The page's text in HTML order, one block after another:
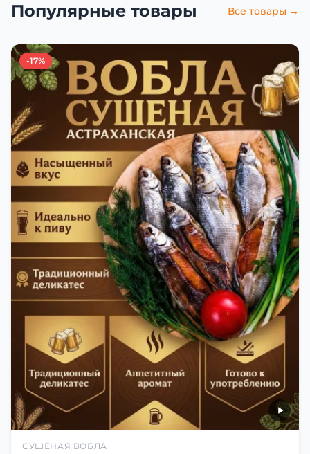
Популярные товары Все товары →
-17%
СУШЁНАЯ ВОБЛА